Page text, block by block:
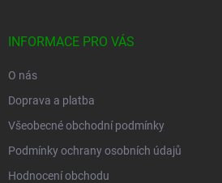
INFORMACE PRO VÁS
O nás
Doprava a platba
Všeobecné obchodní podmínky
Podmínky ochrany osobních údajů
Hodnocení obchodu